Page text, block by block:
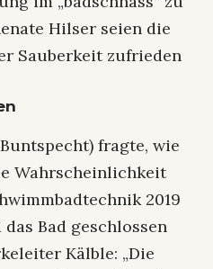
Hilser seien die
Sauberkeit zufrieden
fragte, wie
Wahrscheinlichkeit
2019
Bad geschlossen
Kälble: „Die